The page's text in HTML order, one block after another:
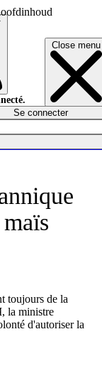
Close menu
Se connecter
toujours de la
la ministre
d'autoriser la